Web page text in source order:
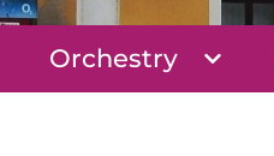
Orchestry